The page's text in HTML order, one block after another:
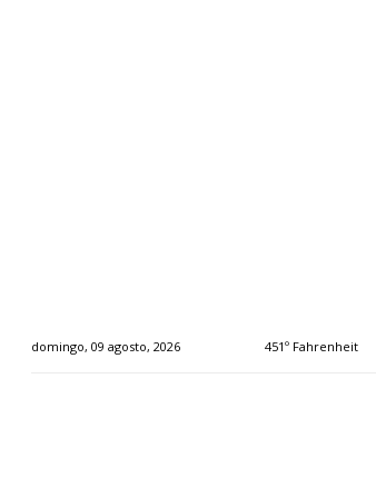
domingo, 09 agosto, 2026 451º Fahrenheit